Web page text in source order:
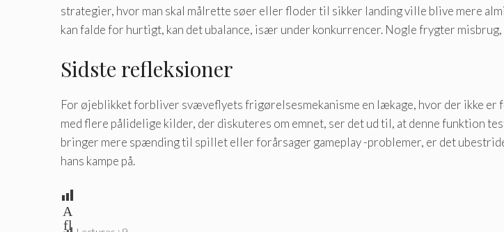
strategier, hvor man skal målrette søer eller floder til sikker landing ville blive mere
kan falde for hurtigt, kan det ubalance, især under konkurrencer. Nogle frygter
Sidste refleksioner
For øjeblikket forbliver svæveflyets frigørelsesmekanisme en lækage, hvor der ikke er
med flere pålidelige kilder, der diskuteres om emnet, ser det ud til, at denne funktion
bringer mere spænding til spillet eller forårsager gameplay -problemer, er det
hans kampe på.
A
fl